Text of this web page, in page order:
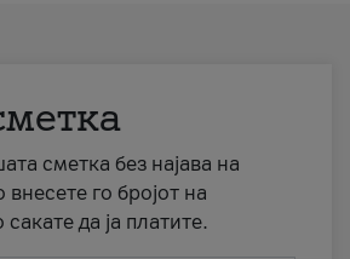
сметка без најава на
го бројот на
да ја платите.